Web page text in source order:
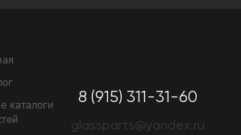
каталоги
8 (915) 311-31-60
glassparts@yandex.ru